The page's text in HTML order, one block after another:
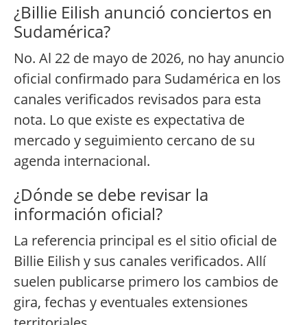
¿Billie Eilish anunció conciertos en
Sudamérica?
No. Al 22 de mayo de 2026, no hay anuncio
oficial confirmado para Sudamérica en los
canales verificados revisados para esta
nota. Lo que existe es expectativa de
mercado y seguimiento cercano de su
agenda internacional.
¿Dónde se debe revisar la
información oficial?
La referencia principal es el sitio oficial de
Billie Eilish y sus canales verificados. Allí
suelen publicarse primero los cambios de
gira, fechas y eventuales extensiones